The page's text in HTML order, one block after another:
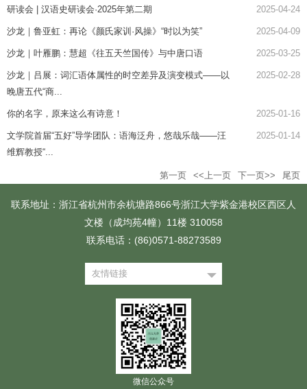
研读会 | 汉语史研读会·2025年第二期 2025-04-24
沙龙｜鲁亚虹：再论《颜氏家训·风操》“时以为笑” 2025-04-09
沙龙｜叶雁鹏：慧超《往五天竺国传》与中唐口语 2025-03-25
沙龙｜吕展：词汇语体属性的时空差异及演变模式——以
晚唐五代“商...
2025-02-28
你的名字，原来这么有诗意！ 2025-01-16
文学院首届“五好”导学团队：语海泛舟，悠哉乐哉——汪
维辉教授“...
2025-01-14
第一页 <<上一页 下一页>> 尾页
联系地址：浙江省杭州市余杭塘路866号浙江大学紫金港校区西区人
文楼（成均苑4幢）11楼 310058
联系电话：(86)0571-88273589
友情链接
微信公众号